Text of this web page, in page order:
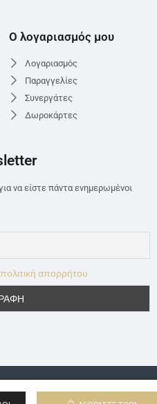
Ο λογαριασμός μου
Λογαριασμός
Παραγγελίες
Συνεργάτες
Δωροκάρτες
να είστε πάντα ενημερωμένοι
απορρήτου